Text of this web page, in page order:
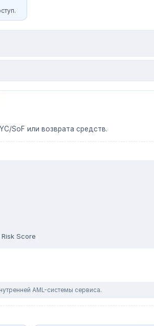
SoF или возврата средств.
Score
AML-системы сервиса.